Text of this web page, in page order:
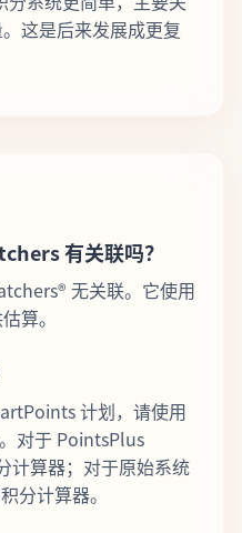
这是后来发展成更复
有关联吗？
无关联。它使用
算。
计划，请使用
对于 PointsPlus
计算器；对于原始系统
分计算器。